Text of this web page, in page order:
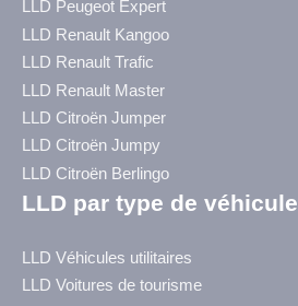
LLD Peugeot Expert
LLD Renault Kangoo
LLD Renault Trafic
LLD Renault Master
LLD Citroën Jumper
LLD Citroën Jumpy
LLD Citroën Berlingo
LLD par type de véhicule
LLD Véhicules utilitaires
LLD Voitures de tourisme